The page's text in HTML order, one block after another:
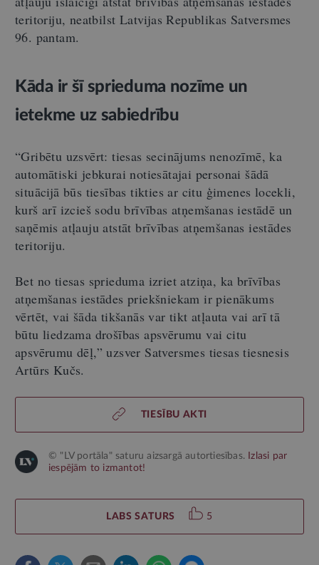
teritoriju, neatbilst Latvijas Republikas Satversmes
96. pantam.
Kāda ir šī sprieduma nozīme un
ietekme uz sabiedrību
“Gribētu uzsvērt: tiesas secinājums nenozīmē, ka
automātiski jebkurai notiesātajai personai šādā
situācijā būs tiesības tikties ar citu ģimenes locekli,
kurš arī izcieš sodu brīvības atņemšanas iestādē un
saņēmis atļauju atstāt brīvības atņemšanas iestādes
teritoriju.
Bet no tiesas sprieduma izriet atziņa, ka brīvības
atņemšanas iestādes priekšniekam ir pienākums
vērtēt, vai šāda tikšanās var tikt atļauta vai arī tā
būtu liedzama drošības apsvērumu vai citu
apsvērumu dēļ,” uzsver Satversmes tiesas tiesnesis
Artūrs Kučs.
TIESĪBU AKTI
© "LV portāla" saturu aizsargā autortiesības. Izlasi par
iespējām to izmantot!
LABS SATURS 5